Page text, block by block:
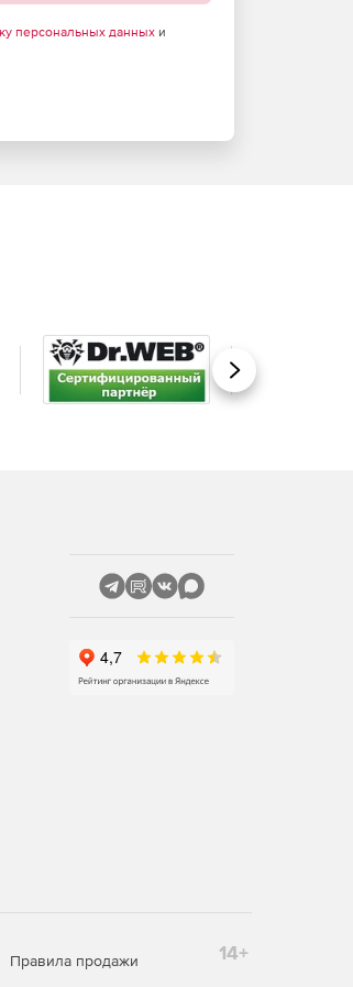
персональных данныхи
Вперед
Правила продажи 14+